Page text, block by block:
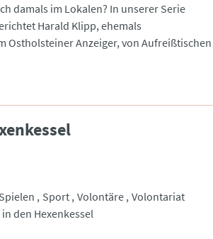
damals im Lokalen? In unserer Serie
Harald Klipp, ehemals
Ostholsteiner Anzeiger, von Aufreißtischen
Spielen Sport Volontäre Volontariat
den Hexenkessel